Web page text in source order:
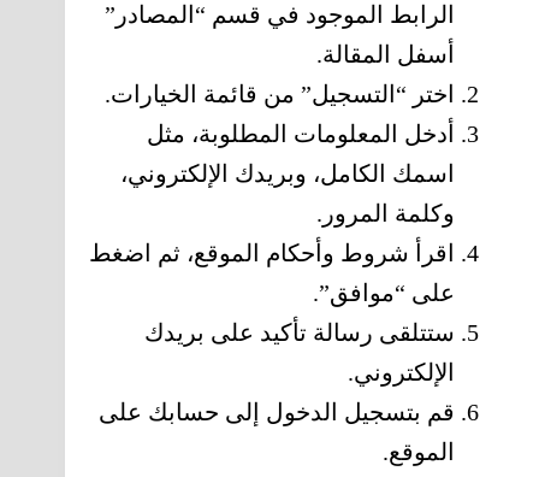
الرابط الموجود في قسم “المصادر”
أسفل المقالة.
اختر “التسجيل” من قائمة الخيارات.
أدخل المعلومات المطلوبة، مثل
اسمك الكامل، وبريدك الإلكتروني،
وكلمة المرور.
اقرأ شروط وأحكام الموقع، ثم اضغط
على “موافق”.
ستتلقى رسالة تأكيد على بريدك
الإلكتروني.
قم بتسجيل الدخول إلى حسابك على
الموقع.